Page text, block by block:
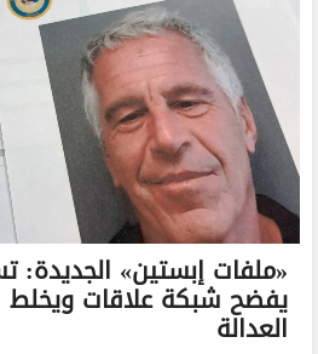
«ملفات إبستين»
يفضح شبكة علاقات ويخلط
العدالة